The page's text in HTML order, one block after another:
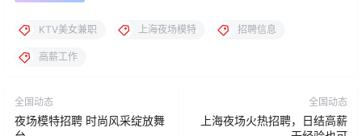
KTV美女兼职 上海夜场模特 招聘信息
高薪工作
全国动态
夜场模特招聘 时尚风采绽放舞
全国动态
上海夜场火热招聘，日结高薪